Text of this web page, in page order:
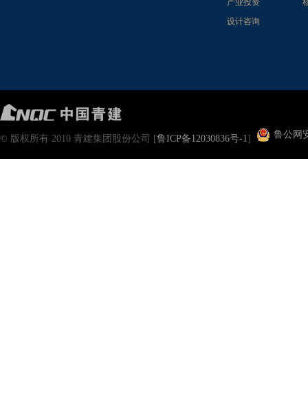
产业投资
设计咨询
© 版权所有 2010 青建集团股份公司 [鲁ICP备12030836号-1] 鲁公网